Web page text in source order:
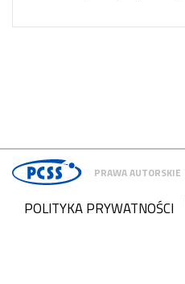
PRAWA AUTORSKIE
POLITYKA PRYWATNOŚCI